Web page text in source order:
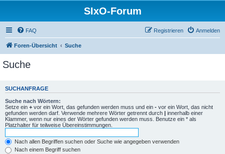
SIxO-Forum
FAQ Anmelden
Registrieren
Foren-Übersicht Suche
Suche
SUCHANFRAGE
Suche nach Wörtern:
Setze ein + vor ein Wort, das gefunden werden muss und ein - vor ein Wort, das nicht
gefunden werden darf. Verwende mehrere Wörter getrennt durch | innerhalb einer
Klammer, wenn nur eines der Wörter gefunden werden muss. Benutze ein * als
Platzhalter für teilweise Übereinstimmungen.
Nach allen Begriffen suchen oder Suche wie angegeben verwenden
Nach einem Begriff suchen